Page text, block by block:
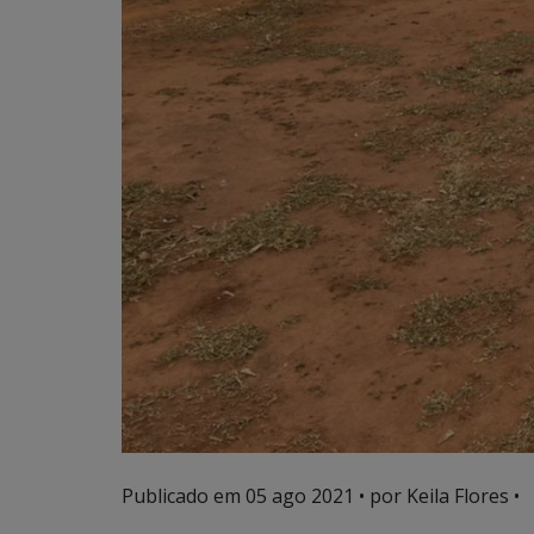
Publicado em 05 ago 2021 • por Keila Flores •